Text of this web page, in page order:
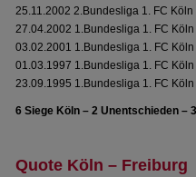
25.11.2002 2.Bundesliga 1. FC
27.04.2002 1.Bundesliga 1. FC
03.02.2001 1.Bundesliga 1. FC
01.03.1997 1.Bundesliga 1. FC
23.09.1995 1.Bundesliga 1. FC
6 Siege Köln – 2 Unentschieden –
Quote Köln – Freiburg